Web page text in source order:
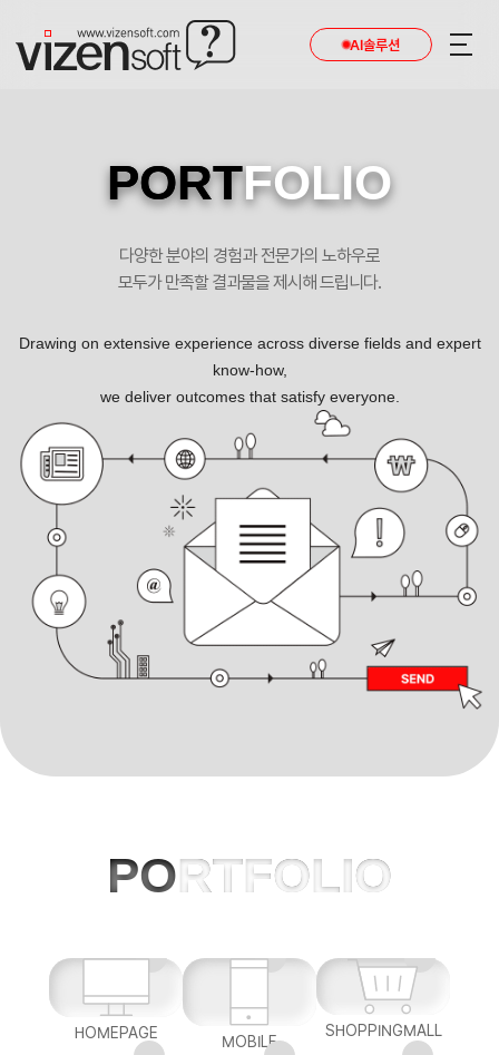
AI솔루션
즐거움을 위한 혁신, 아르디온 반응형사이트 포트폴리오
PORTFOLIO
다양한 분야의 경험과 전문가의 노하우로
모두가 만족할 결과물을 제시해 드립니다.
Drawing on extensive experience across diverse fields and expert
know-how,
we deliver outcomes that satisfy everyone.
PORTFOLIO
HOMEPAGE MOBILE
SHOPPINGMALL